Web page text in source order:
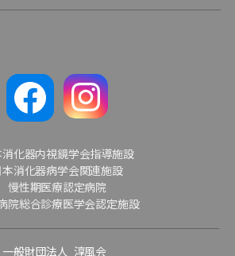
消化器内視鏡学会指導施設
本消化器病学会関連施設
慢性期医療認定病院
院総合診療医学会認定施設
一般財団法人 淳風会